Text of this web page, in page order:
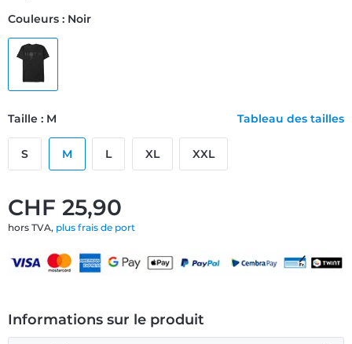
CHF 25,90
hors TVA, plus frais de port
Couleurs : Noir
Taille : M Tableau des tailles
S M L XL XXL
Informations sur le produit